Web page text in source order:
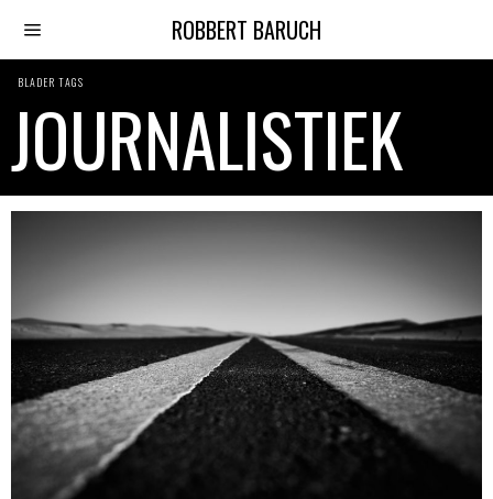
ROBBERT BARUCH
BLADER TAGS
JOURNALISTIEK